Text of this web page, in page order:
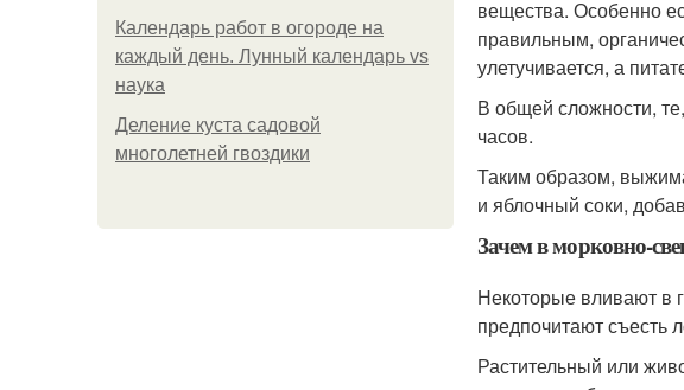
Календарь работ в огороде на
каждый день. Лунный календарь vs
наука
Деление куста садовой
многолетней гвоздики
вещества. Особенно
правильным,
улетучивается, а
В общей сложности,
часов.
Таким образом,
и яблочный соки,
Зачем в морковно-
Некоторые вливают в
предпочитают съесть
Растительный или